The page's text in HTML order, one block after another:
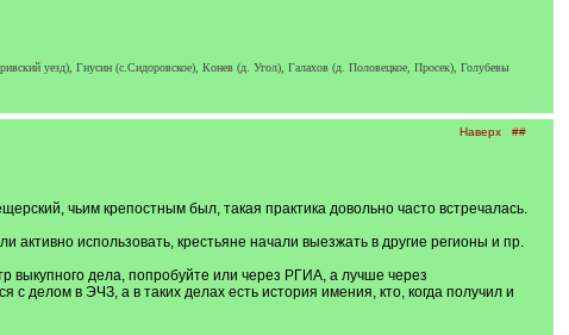
уезд), Гнусин (с.Сидоровское), Конев (д. Угол), Галахов (д. Половецкое, Просек), Голубевы
Наверх ##
чьим крепостным был, такая практика довольно часто встречалась.
активно использовать, крестьяне начали выезжать в другие регионы и пр.
дела, попробуйте или через РГИА, а лучше через
делом в ЭЧЗ, а в таких делах есть история имения, кто, когда получил и